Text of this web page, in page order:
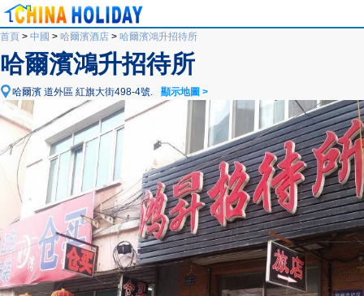
首頁 > 中國 > 哈爾濱酒店 > 哈爾濱鴻升招待所
哈爾濱鴻升招待所
哈爾濱 道外區 紅旗大街498-4號. 顯示地圖 >